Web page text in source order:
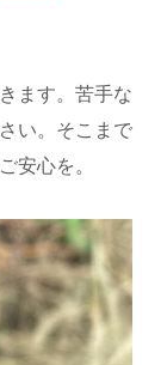
ます。苦手な
い。そこまで
安心を。